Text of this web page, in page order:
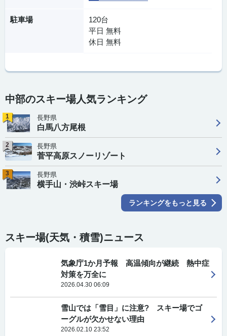
駐車場
120台
平日 無料
休日 無料
中部のスキー場人気ランキング
1 長野県
白馬八方尾根
2 長野県
菅平高原スノーリゾート
3 長野県
横手山・渋峠スキー場
ランキングをもっと見る
スキー場(天気・積雪)ニュース
気象庁1か月予報 高温傾向が継続 熱中症
対策を万全に
2026.04.30 06:09
雪山では「雪目」に注意? スキー場でゴ
ーグルが欠かせない理由
2026.02.10 23:52